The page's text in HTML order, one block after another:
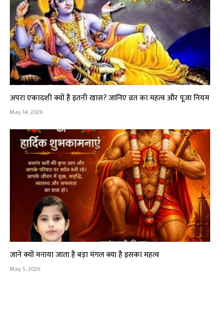
अपरा एकादशी क्यों है इतनी खास? जानिए व्रत का महत्व और पूजा नियम
May 14, 2026
जाने क्यों मनाया जाता है बड़ा मंगल क्या है इसका महत्व
May 5, 2026